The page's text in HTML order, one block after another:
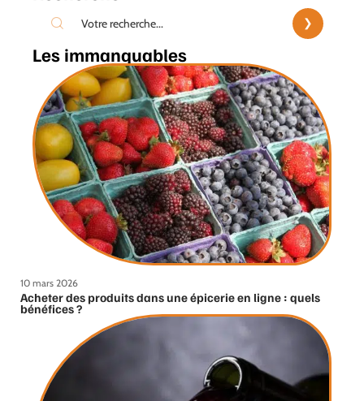
Les immanquables
10 mars 2026
Acheter des produits dans une épicerie en ligne : quels
bénéfices ?